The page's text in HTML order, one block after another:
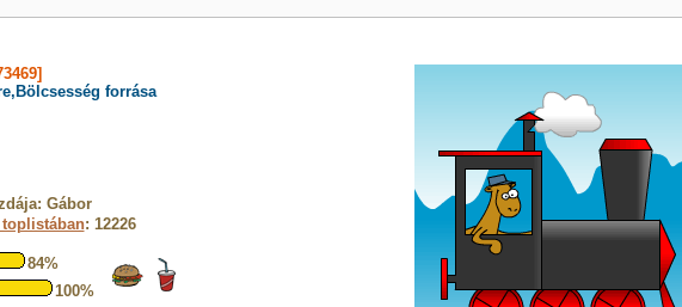
forrása
Gábor
toplistában: 12226
84%
100%